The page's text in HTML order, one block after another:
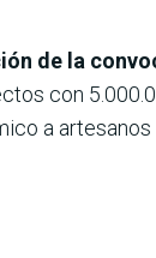
de la
con
a